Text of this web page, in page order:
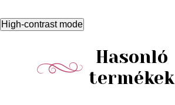
High-contrast mode
Hasonló
termékek